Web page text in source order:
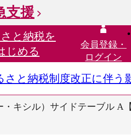
支援
と納税を
じめる
会員登録・
ログイン
さと納税制度改正に伴う
キシル）サイドテーブル A